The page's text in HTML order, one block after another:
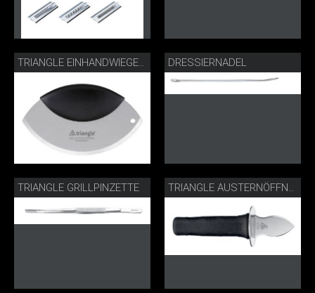
TRIANGLE EINHANDWIEGEMESSER DRESSIERNADEL
TRIANGLE GRILLPINZETTE TRIANGLE AUSTERNÖFFNER